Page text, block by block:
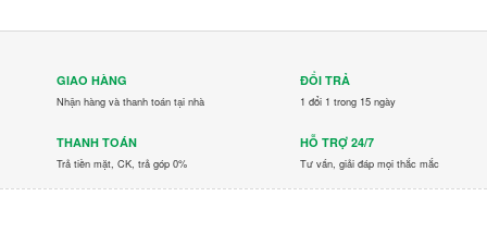
GIAO HÀNG
Nhận hàng và thanh toán tại nhà
ĐỔI TRẢ
1 đổi 1 trong 15 ngày
THANH TOÁN
Trả tiền mặt, CK, trả góp 0%
HỖ TRỢ 24/7
Tư vấn, giải đáp mọi thắc mắc